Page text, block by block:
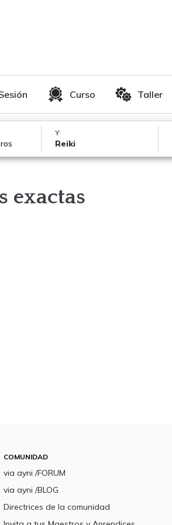
Curso Taller
Y
Reiki
exactas
COMUNIDAD
via ayni /FORUM
via ayni /BLOG
Directrices de la comunidad